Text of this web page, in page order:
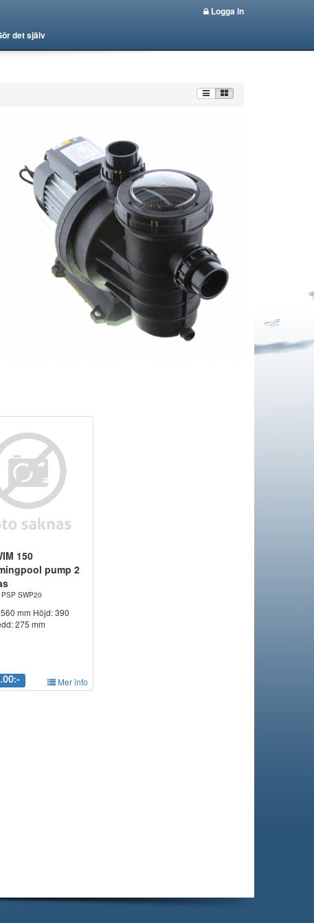
det själv
Logga in
150
pump 2
SWP20
mm Höjd: 390
275 mm
Mer info